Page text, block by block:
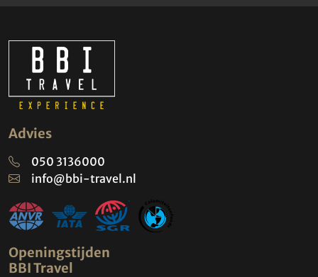
Advies
050 3136000
info@bbi-travel.nl
Openingstijden
BBI Travel